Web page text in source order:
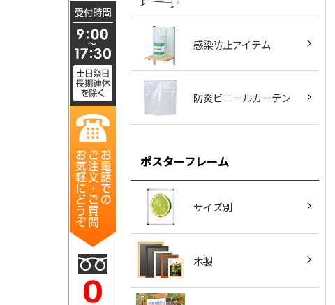
感染防止アイテム
防炎ビニールカーテン
ポスターフレーム
サイズ別
木製